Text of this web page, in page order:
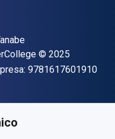
Copyright
© 2025
9781617601910